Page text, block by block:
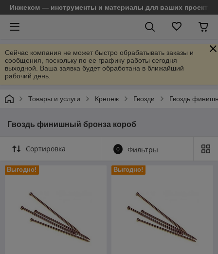
Инжеком — инструменты и материалы для ваших проектов
Сейчас компания не может быстро обрабатывать заказы и
сообщения, поскольку по ее графику работы сегодня
выходной. Ваша заявка будет обработана в ближайший
рабочий день.
Товары и услуги Крепеж Гвозди Гвоздь
Гвоздь финишный бронза короб
Сортировка 0 Фильтры
Выгодно! Выгодно!